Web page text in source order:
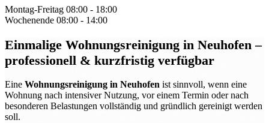
Montag-Freitag 08:00 - 18:00
Wochenende 08:00 - 14:00
Einmalige Wohnungsreinigung in Neuhofen–
professionell & kurzfristig verfügbar
Eine Wohnungsreinigung in Neuhofen ist sinnvoll, wenn eine
Wohnung nach intensiver Nutzung, vor einem Termin oder nach
besonderen Belastungen vollständig und gründlich gereinigt werden
soll.